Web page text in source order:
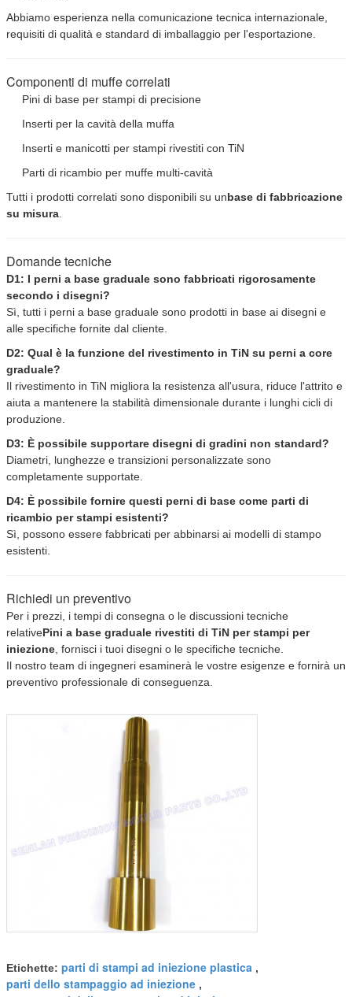
Abbiamo esperienza nella comunicazione tecnica internazionale,
requisiti di qualità e standard di imballaggio per l'esportazione.
Componenti di muffe correlati
Pini di base per stampi di precisione
Inserti per la cavità della muffa
Inserti e manicotti per stampi rivestiti con TiN
Parti di ricambio per muffe multi-cavità
Tutti i prodotti correlati sono disponibili su unbase di fabbricazione
su misura
Domande tecniche
D1: I perni a base graduale sono fabbricati rigorosamente
secondo i disegni?
Sì, tutti i perni a base graduale sono prodotti in base ai disegni e
alle specifiche fornite dal cliente.
D2: Qual è la funzione del rivestimento in TiN su perni a core
graduale?
Il rivestimento in TiN migliora la resistenza all'usura, riduce l'attrito e
aiuta a mantenere la stabilità dimensionale durante i lunghi cicli di
produzione.
D3: È possibile supportare disegni di gradini non standard?
Diametri, lunghezze e transizioni personalizzate sono
completamente supportate.
D4: È possibile fornire questi perni di base come parti di
ricambio per stampi esistenti?
Sì, possono essere fabbricati per abbinarsi ai modelli di stampo
esistenti.
Richiedi un preventivo
Per i prezzi, i tempi di consegna o le discussioni tecniche
relativePini a base graduale rivestiti di TiN per stampi per
iniezione , fornisci i tuoi disegni o le specifiche tecniche.
Il nostro team di ingegneri esaminerà le vostre esigenze e fornirà un
preventivo professionale di conseguenza.
Etichette: parti di stampi ad iniezione plastica ,
parti dello stampaggio ad iniezione ,